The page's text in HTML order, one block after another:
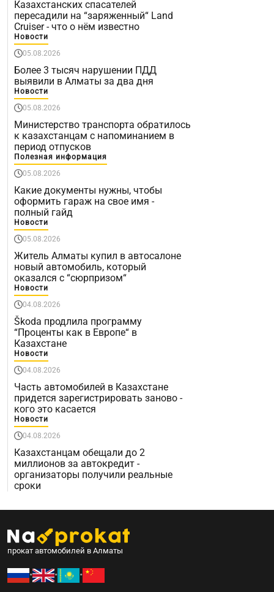
Казахстанских спасателей
пересадили на “заряженный“ Land
Cruiser - что о нём известно
Новости
05.08.2026
Более 3 тысяч нарушении ПДД
выявили в Алматы за два дня
Новости
05.08.2026
Министерство транспорта обратилось
к казахстанцам с напоминанием в
период отпусков
Полезная информация
05.08.2026
Какие документы нужны, чтобы
оформить гараж на свое имя -
полный гайд
Новости
05.08.2026
Житель Алматы купил в автосалоне
новый автомобиль, который
оказался с “сюрпризом“
Новости
04.08.2026
Škoda продлила программу
“Проценты как в Европе“ в
Казахстане
Новости
04.08.2026
Часть автомобилей в Казахстане
придется зарегистрировать заново -
кого это касается
Новости
04.08.2026
Казахстанцам обещали до 2
миллионов за автокредит -
организаторы получили реальные
сроки
прокат автомобилей в Алматы
• • •